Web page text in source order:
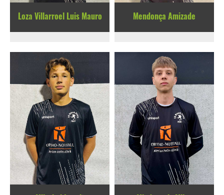
Loza Villarroel Luis Mauro Mendonça Amizade